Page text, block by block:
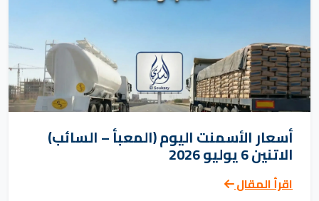
أسعار الأسمنت اليوم (المعبأ – السائب)
الاتنين 6 يوليو 2026
اقرأ المقال